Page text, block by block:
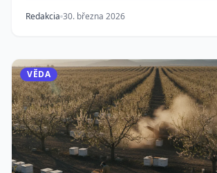
Redakcia 30. března 2026
VĚDA